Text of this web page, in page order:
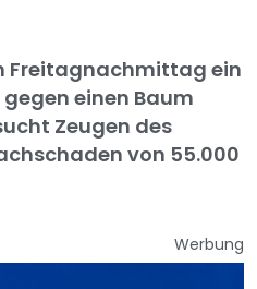
Freitagnachmittag ein
einen Baum
Zeugen des
von 55.000
Werbung